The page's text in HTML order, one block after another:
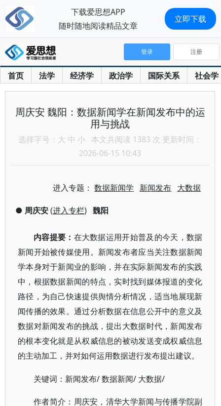
首页 法学 经济学 政治学 国际关系 社会学
登录 注册
周庆安 魏阳：数据新闻学在新闻发布中的运
用与挑战
选择字号： 大 中 小 本文共阅读 1383 次 更新时间：
2026-06-15 10:43
进入专题：数据新闻学 新闻发布 大数据
● 周庆安(进入专栏) 魏阳
内容提要： 在大数据运用开始普及的今天，数据
新闻开始被传媒使用。新闻发布者应当关注数据新闻
学本身对于新闻业的影响，并在实际新闻发布的实践
中，根据数据新闻的特点，实时找到媒体报道的变化
路径，为自己快速提供舆情分析情况，适当地展现新
闻传播的效果。通过分析数据在信息公开中的意义及
数据对新闻发布的挑战，提出大数据时代，新闻发布
的根本变化就是从权威信息的被动发送变成权威信息
的主动加工，并对如何运用数据进行发布提出建议。
关键词：新闻发布/ 数据新闻/ 大数据/
作者简介：周庆安，清华大学新闻与传播学院副
下载爱思想APP
随时随地阅读精品文章
立即下载